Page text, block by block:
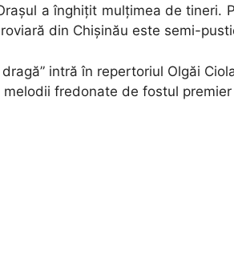
a înghiţit mulţimea de tineri.
din Chişinău este semi-
intră în repertoriul Olgăi
fredonate de fostul